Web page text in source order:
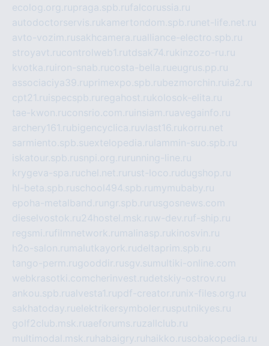
ecolog.org.rupraga.spb.rufalcorussia.ru
autodoctorservis.rukamertondom.spb.ru net-life.net.ru
avto-vozim.rusakhcamera.rualliance-electro.spb.ru
stroyavt.rucontrolweb1.rutdsak74.rukinzozo-ru.ru
kvotka.ru iron-snab.rucosta-bella.rueugrus.pp.ru
associaciya39.ruprimexpo.spb.rubezmorchin.ru ia2.ru
cpt21.ru ispecspb.ru regahost.rukolosok-elita.ru
tae-kwon.ruconsrio.com.ru insiam.ruavegainfo.ru
archery161.rubigencyclica.ruvlast16.rukorru.net
sarmiento.spb.suextelopedia.ru lammin-suo.spb.ru
iskatour.spb.rusnpi.org.ru running-line.ru
krygeva-spa.ruchel.net.ru rust-loco.rudugshop.ru
hl-beta.spb.ruschool494.spb.ru mymubaby.ru
epoha-metalband.ru ngr.spb.ru rusgosnews.com
dieselvostok.ru24hostel.msk.ruw-dev.ruf-ship.ru
regsmi.rufilmnetwork.ru malinasp.rukinosvin.ru
h2o-salon.ru malutkayork.rudeltaprim.spb.ru
tango-perm.rugooddir.rusgv.su multiki-online.com
webkrasotki.comcherinvest.rudetskiy-ostrov.ru
ankou.spb.rualvesta1.rupdf-creator.ru nix-files.org.ru
sakhatoday.ruelektrikersymboler.rusputnikyes.ru
golf2club.msk.ruaeforums.ruzallclub.ru
multimodal.msk.ru habaigry.ru haikko.rusobakopedia.ru